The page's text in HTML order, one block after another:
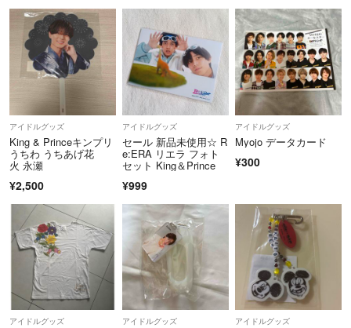
アイドルグッズ
King & Princeキンプリ
うちわ うちあげ花
火 永瀬
¥2,500
アイドルグッズ
セール 新品未使用☆ R
e:ERA リエラ フォト
セット King＆Prince
¥999
アイドルグッズ
Myojo データカード
¥300
アイドルグッズ アイドルグッズ アイドルグッズ